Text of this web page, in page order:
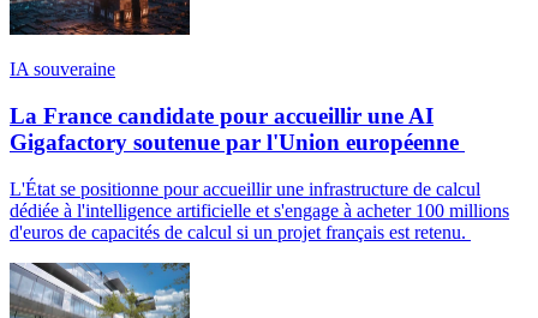
IA souveraine
La France candidate pour accueillir une AI
Gigafactory soutenue par l'Union européenne
L'État se positionne pour accueillir une infrastructure de calcul
dédiée à l'intelligence artificielle et s'engage à acheter 100 millions
d'euros de capacités de calcul si un projet français est retenu.